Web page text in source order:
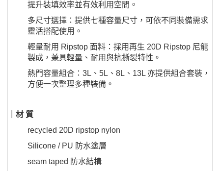
提升裝填效率並有效利用空間。
多尺寸選擇：提供七種容量尺寸，可依不同裝備需求
靈活搭配使用。
輕量耐用 Ripstop 面料：採用再生 20D Ripstop 尼龍
製成，兼具輕量、耐用與抗撕裂特性。
熱門容量組合：3L、5L、8L、13L 亦提供組合套裝，
方便一次整理多種裝備。
｜材 質
recycled 20D ripstop nylon
Silicone / PU 防水塗層
seam taped 防水結構